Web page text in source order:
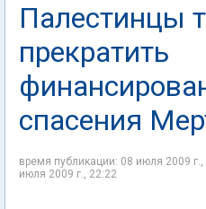
Палестинцы
прекратить
спасения
время публикации: 08 июля 2009
июля 2009 г., 22:22